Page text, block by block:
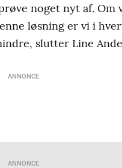
noget nyt af.
løsning er vi i
slutter Line
ANNONCE
ANNONCE